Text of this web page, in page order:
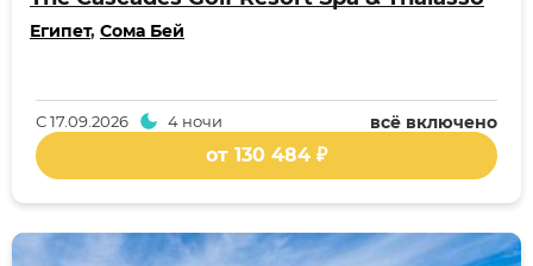
Египет, Сома Бей
всё включено
С17.09.2026 4 ночи
от 130 484 ₽